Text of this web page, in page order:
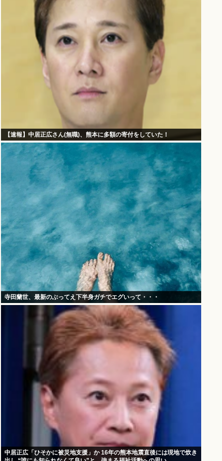
【速報】中居正広さん(無職)、熊本に多額の寄付をしていた！
寺田蘭世、最新のぶってえ下半身ガチでエグいって・・・
中居正広「ひそかに被災地支援」か 16年の熊本地震直後には現地で炊き